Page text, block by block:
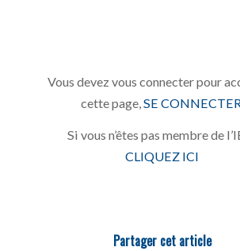
Vous devez vous connecter pour
cette page, SE CONNECTER
Si vous n’êtes pas membre de
CLIQUEZ ICI
Partager cet article